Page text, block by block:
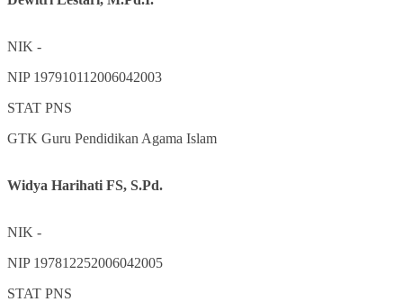
NIK -
NIP 197910112006042003
STAT PNS
GTK Guru Pendidikan Agama Islam
Widya Harihati FS, S.Pd.
NIK -
NIP 197812252006042005
STAT PNS